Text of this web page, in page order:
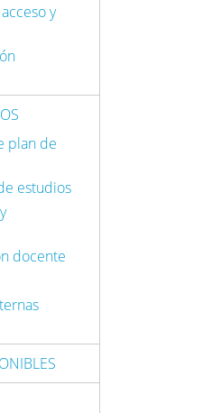
y
plan de
estudios
docente